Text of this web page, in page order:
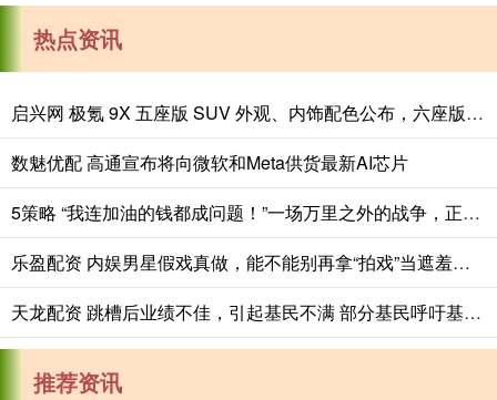
热点资讯
启兴网 极氪 9X 五座版 SUV 外观、内饰配色公布，六座版也能选新色
数魅优配 高通宣布将向微软和Meta供货最新AI芯片
5策略 “我连加油的钱都成问题！”一场万里之外的战争，正在压垮美国网约车司机
乐盈配资 内娱男星假戏真做，能不能别再拿“拍戏”当遮羞布？_行为_李沁_王澜雯
天龙配资 跳槽后业绩不佳，引起基民不满 部分基民呼吁基金经理“下课”
推荐资讯